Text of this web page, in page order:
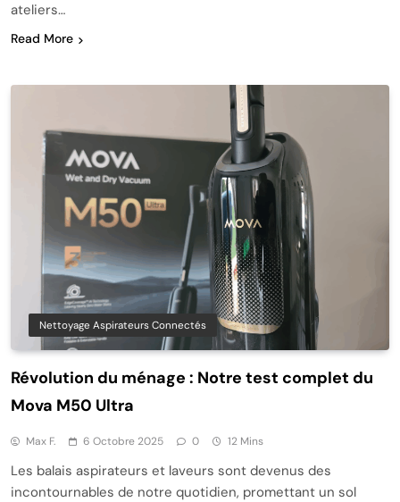
ateliers…
Read More
Nettoyage Aspirateurs Connectés
Révolution du ménage : Notre test complet du
Mova M50 Ultra
Max F. 6 Octobre 2025 0 12 Mins
Les balais aspirateurs et laveurs sont devenus des
incontournables de notre quotidien, promettant un sol